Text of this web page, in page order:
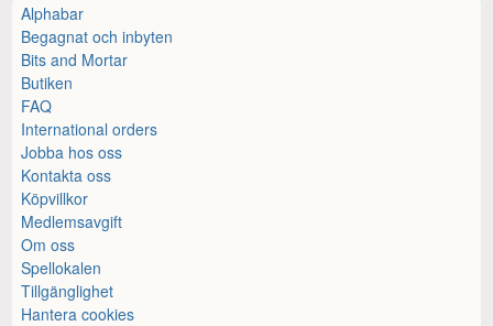
Alphabar
Begagnat och inbyten
Bits and Mortar
Butiken
FAQ
International orders
Jobba hos oss
Kontakta oss
Köpvillkor
Medlemsavgift
Om oss
Spellokalen
Tillgänglighet
Hantera cookies